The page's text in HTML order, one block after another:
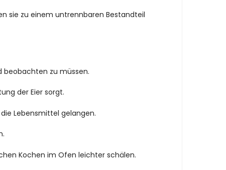
sie zu einem untrennbaren Bestandteil
beobachten zu müssen.
der Eier sorgt.
Lebensmittel gelangen.
Kochen im Ofen leichter schälen.